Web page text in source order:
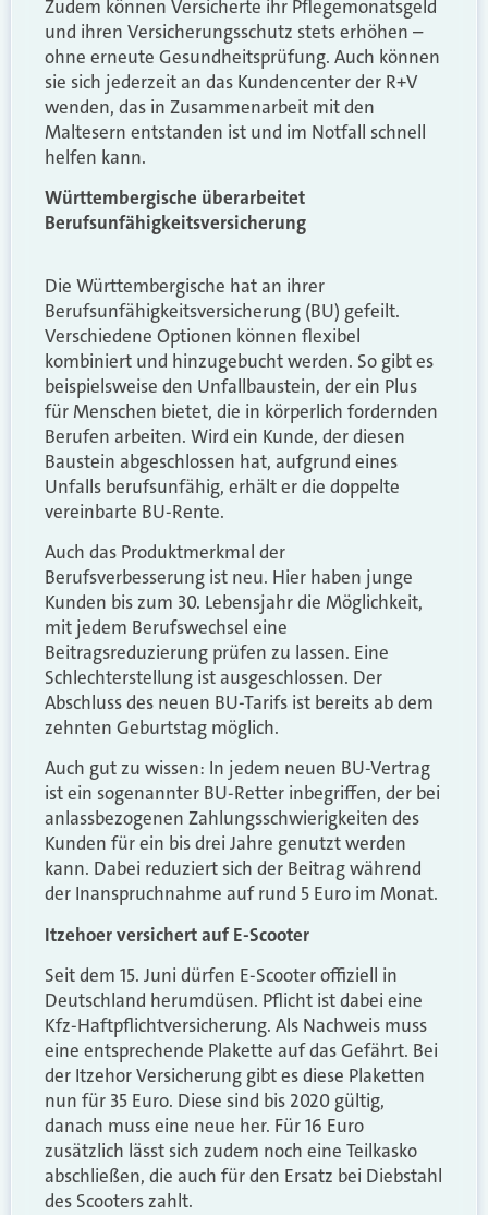
Zudem können Versicherte ihr Pflegemonatsgeld
und ihren Versicherungsschutz stets erhöhen –
ohne erneute Gesundheitsprüfung. Auch können
sie sich jederzeit an das Kundencenter der R+V
wenden, das in Zusammenarbeit mit den
Maltesern entstanden ist und im Notfall schnell
helfen kann.
Württembergische überarbeitet
Berufsunfähigkeitsversicherung
Die Württembergische hat an ihrer
Berufsunfähigkeitsversicherung (BU) gefeilt.
Verschiedene Optionen können flexibel
kombiniert und hinzugebucht werden. So gibt es
beispielsweise den Unfallbaustein, der ein Plus
für Menschen bietet, die in körperlich fordernden
Berufen arbeiten. Wird ein Kunde, der diesen
Baustein abgeschlossen hat, aufgrund eines
Unfalls berufsunfähig, erhält er die doppelte
vereinbarte BU-Rente.
Auch das Produktmerkmal der
Berufsverbesserung ist neu. Hier haben junge
Kunden bis zum 30. Lebensjahr die Möglichkeit,
mit jedem Berufswechsel eine
Beitragsreduzierung prüfen zu lassen. Eine
Schlechterstellung ist ausgeschlossen. Der
Abschluss des neuen BU-Tarifs ist bereits ab dem
zehnten Geburtstag möglich.
Auch gut zu wissen: In jedem neuen BU-Vertrag
ist ein sogenannter BU-Retter inbegriffen, der bei
anlassbezogenen Zahlungsschwierigkeiten des
Kunden für ein bis drei Jahre genutzt werden
kann. Dabei reduziert sich der Beitrag während
der Inanspruchnahme auf rund 5 Euro im Monat.
Itzehoer versichert auf E-Scooter
Seit dem 15. Juni dürfen E-Scooter offiziell in
Deutschland herumdüsen. Pflicht ist dabei eine
Kfz-Haftpflichtversicherung. Als Nachweis muss
eine entsprechende Plakette auf das Gefährt. Bei
der Itzehor Versicherung gibt es diese Plaketten
nun für 35 Euro. Diese sind bis 2020 gültig,
danach muss eine neue her. Für 16 Euro
zusätzlich lässt sich zudem noch eine Teilkasko
abschließen, die auch für den Ersatz bei Diebstahl
des Scooters zahlt.